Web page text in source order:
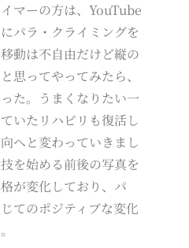
マーの方は、YouTube
パラ・クライミングを
動は不自由だけど縦の
思ってやってみたら、
た。うまくなりたい一
いたリハビリも復活し
へと変わっていきまし
を始める前後の写真を
が変化しており、パ
てのポジティブな変化